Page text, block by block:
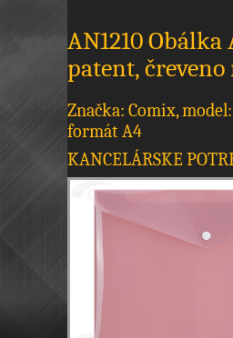
AN1210 Obálka
patent, čreveno
Značka: Comix,
formát A4
KANCELÁRSKE